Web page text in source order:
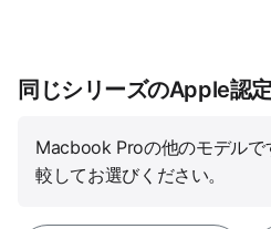
同じシリーズのApple認
Macbook Proの他のモデルで
較してお選びください。